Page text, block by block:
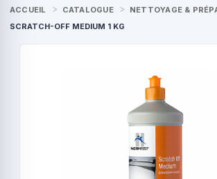
ACCUEIL CATALOGUE
NETTOYAGE &
SCRATCH-OFF MEDIUM 1 KG